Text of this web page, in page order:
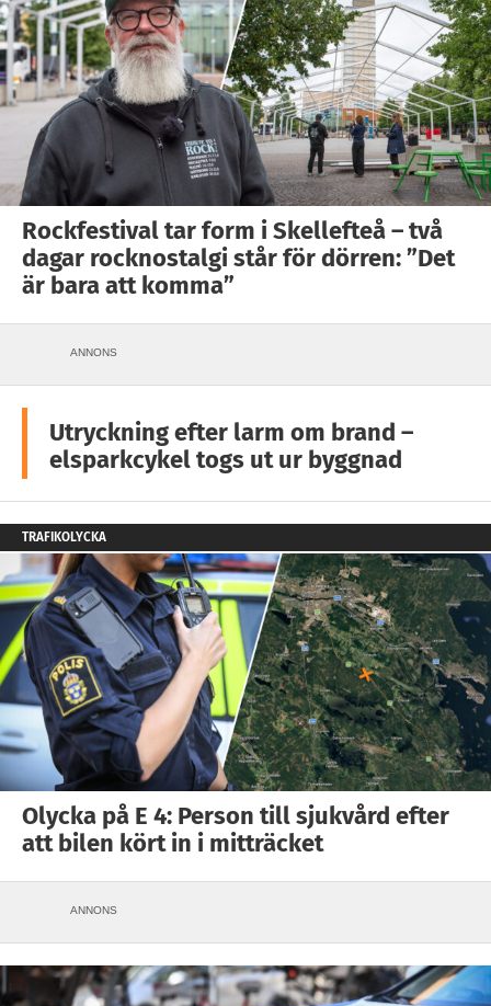
Rockfestival tar form i Skellefteå – två
dagar rocknostalgi står för dörren: ”Det
är bara att komma”
ANNONS
Utryckning efter larm om brand –
elsparkcykel togs ut ur byggnad
TRAFIKOLYCKA
Olycka på E 4: Person till sjukvård efter
att bilen kört in i mitträcket
ANNONS